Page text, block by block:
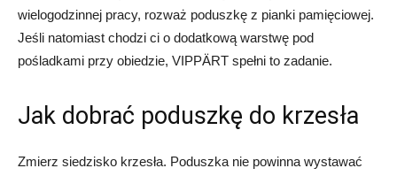
wielogodzinnej pracy, rozważ poduszkę z pianki pamięciowej.
Jeśli natomiast chodzi ci o dodatkową warstwę pod
pośladkami przy obiedzie, VIPPÄRT spełni to zadanie.
Jak dobrać poduszkę do krzesła
Zmierz siedzisko krzesła. Poduszka nie powinna wystawać